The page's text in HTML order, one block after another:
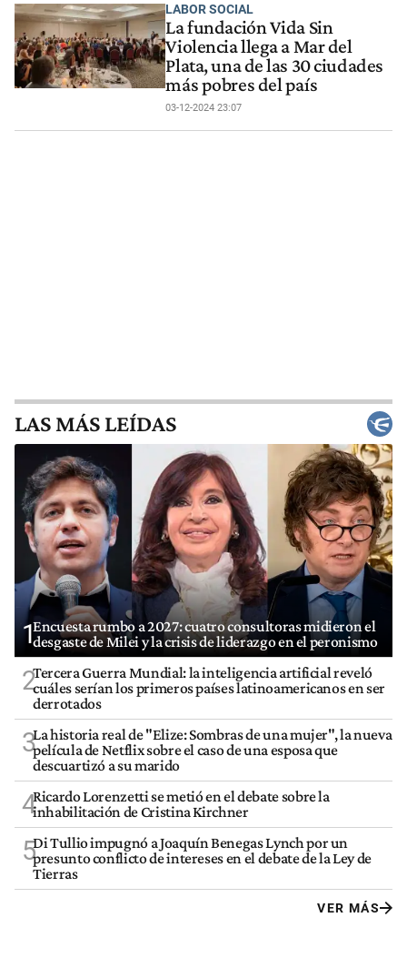
LABOR SOCIAL
La fundación Vida Sin
Violencia llega a Mar del
Plata, una de las 30 ciudades
más pobres del país
03-12-2024 23:07
LAS MÁS LEÍDAS
1Encuesta rumbo a 2027: cuatro consultoras midieron el
desgaste de Milei y la crisis de liderazgo en el peronismo
2Tercera Guerra Mundial: la inteligencia artificial reveló
cuáles serían los primeros países latinoamericanos en ser
derrotados
3La historia real de "Elize: Sombras de una mujer", la nueva
película de Netflix sobre el caso de una esposa que
descuartizó a su marido
4Ricardo Lorenzetti se metió en el debate sobre la
inhabilitación de Cristina Kirchner
5Di Tullio impugnó a Joaquín Benegas Lynch por un
presunto conflicto de intereses en el debate de la Ley de
Tierras
VER MÁS